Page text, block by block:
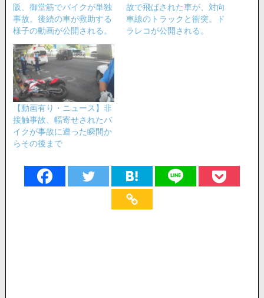
阪、御堂筋でバイクが単独
事故。後続の車が救助する
様子の動画が公開される。
故で飛ばされた車が、対向
車線のトラックと衝突。ド
ラレコが公開される。
【動画有り・ニュース】非
接触事故、幅寄せされたバ
イクが事故に遭った瞬間か
らその後まで